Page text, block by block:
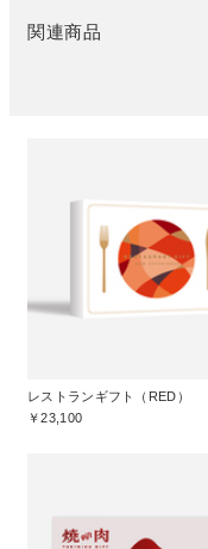
関連商品
レストランギフト（RED）
￥23,100